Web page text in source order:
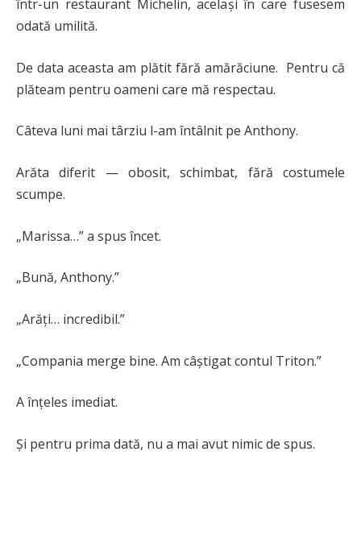
într-un restaurant Michelin, același în care fusesem
odată umilită.
De data aceasta am plătit fără amărăciune. Pentru că
plăteam pentru oameni care mă respectau.
Câteva luni mai târziu l-am întâlnit pe Anthony.
Arăta diferit — obosit, schimbat, fără costumele
scumpe.
„Marissa…” a spus încet.
„Bună, Anthony.”
„Arăți… incredibil.”
„Compania merge bine. Am câștigat contul Triton.”
A înțeles imediat.
Și pentru prima dată, nu a mai avut nimic de spus.